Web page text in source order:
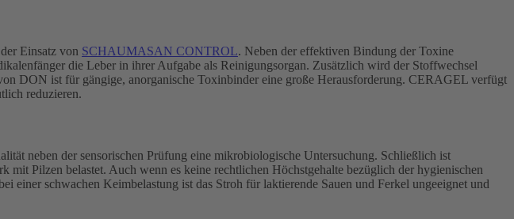
Einsatz von SCHAUMASAN CONTROL. Neben der effektiven Bindung der Toxine
die Leber in ihrer Aufgabe als Reinigungsorgan. Zusätzlich wird der Stoffwechsel
DON ist für gängige, anorganische Toxinbinder eine große Herausforderung. CERAGEL verfügt
reduzieren.
neben der sensorischen Prüfung eine mikrobiologische Untersuchung. Schließlich ist
mit Pilzen belastet. Auch wenn es keine rechtlichen Höchstgehalte bezüglich der hygienischen
einer schwachen Keimbelastung ist das Stroh für laktierende Sauen und Ferkel ungeeignet und